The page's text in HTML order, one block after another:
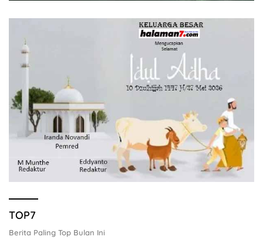
TOP7
Berita Paling Top Bulan Ini